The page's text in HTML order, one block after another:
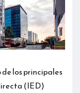
los principales
(IED)